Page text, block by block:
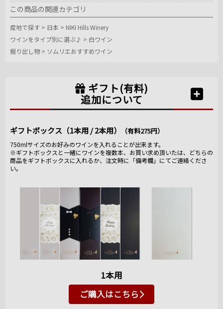
この商品の関連カテゴリ
産地で探す > 日本 > NIKI Hills Winery
ワインをタイプ別に選ぶ♪ > 白ワイン
掘り出し物 > ソムリエおすすめワイン
ギフト(有料)
追加について
ギフトボックス（1本用 / 2本用） （有料275円）
750mlサイズのお好みのワインを入れることが出来ます。
※ギフトボックスと一緒にワインを複数本、お買い求め頂いたは、どちらの
商品をギフトボックスに入れるか、注文時に「備考欄」にてご連絡くださ
い。
1本用
ご購入はこちら